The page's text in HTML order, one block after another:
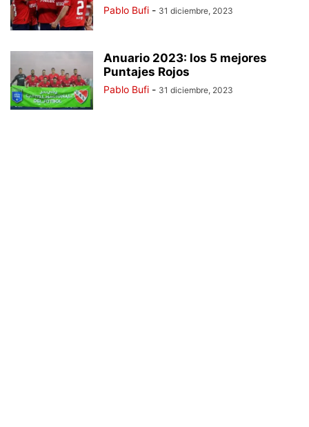
Pablo Bufi - 31 diciembre, 2023
Anuario 2023: los 5 mejores
Puntajes Rojos
Pablo Bufi - 31 diciembre, 2023